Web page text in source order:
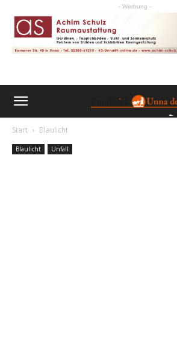
- Werbung -
Start Blaulicht
Blaulicht Unfall